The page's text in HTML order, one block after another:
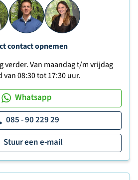
contact opnemen
verder. Van maandag t/m vrijdag
van 08:30 tot 17:30 uur.
Whatsapp
085 - 90 229 29
Stuur een e-mail